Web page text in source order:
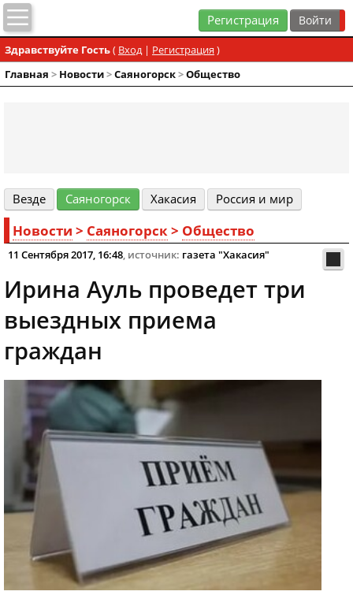
Регистрация
Здравствуйте Гость( Вход| Регистрация )
Главная > Новости>Cаяногорск>Общество
Везде Cаяногорск Хакасия Россия и мир
Новости > Cаяногорск> Общество
11 Сентября 2017, 16:48, источник: газета "Хакасия"
Ирина Ауль проведет три
выездных приема
граждан